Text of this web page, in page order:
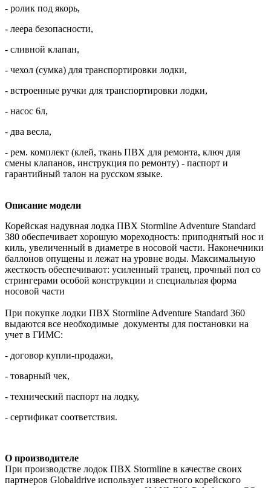
- ролик под якорь,
- леера безопасности,
- сливной клапан,
- чехол (сумка) для транспортировки лодки,
- встроенные ручки для транспортировки лодки,
- насос 6л,
- два весла,
- рем. комплект (клей, ткань ПВХ для ремонта, ключ для
смены клапанов, инструкция по ремонту) - паспорт и
гарантийный талон на русском языке.
Описание модели
Корейская надувная лодка ПВХ Stormline Adventure Standard
380 обеспечивает хорошую мореходность: приподнятый нос и
киль, увеличенный в диаметре в носовой части. Наконечники
баллонов опущены и лежат на уровне воды. Максимальную
жесткость обеспечивают: усиленный транец, прочный пол со
стрингерами особой конструкции и специальная форма
носовой части
При покупке лодки ПВХ Stormline Adventure Standard 360
выдаются все необходимые документы для постановки на
учет в ГИМС:
- договор купли-продажи,
- товарный чек,
- технический паспорт на лодку,
- сертификат соответствия.
О производителе
При производстве лодок ПВХ Stormline в качестве своих
партнеров Globaldrive использует известного корейского